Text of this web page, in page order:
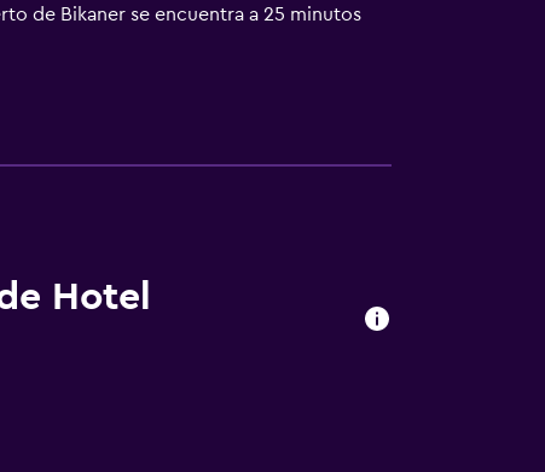
de Bikaner se encuentra a 25 minutos
Hotel